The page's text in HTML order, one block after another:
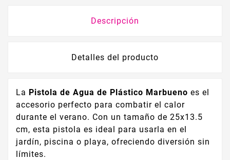
Descripción
Detalles del producto
La Pistola de Agua de Plástico Marbueno es el
accesorio perfecto para combatir el calor
durante el verano. Con un tamaño de 25x13.5
cm, esta pistola es ideal para usarla en el
jardín, piscina o playa, ofreciendo diversión sin
límites.